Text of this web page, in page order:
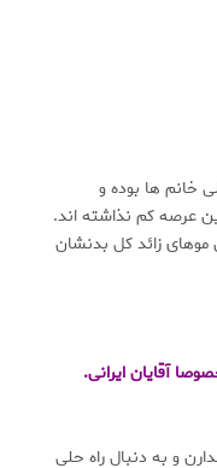
خانم ها بوده و
عرصه کم نذاشته اند.
موهای زائد کل بدنشان
آقایان ایرانی.
و به دنبال راه حلی